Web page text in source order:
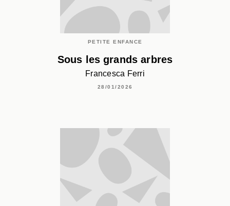
PETITE ENFANCE
Sous les grands arbres
Francesca Ferri
28/01/2026